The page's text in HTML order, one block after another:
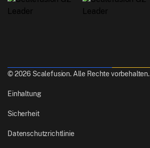
© 2026 Scalefusion. Alle Rechte vorbehalten.
Einhaltung
Sicherheit
Datenschutzrichtlinie